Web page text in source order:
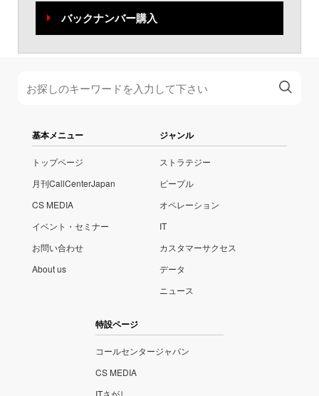
バックナンバー購入
基本メニュー
トップページ
月刊CallCenterJapan
CS MEDIA
イベント・セミナー
お問い合わせ
About us
ジャンル
ストラテジー
ピープル
オペレーション
IT
カスタマーサクセス
データ
ニュース
特設ページ
コールセンタージャパン
CS MEDIA
ITさがし